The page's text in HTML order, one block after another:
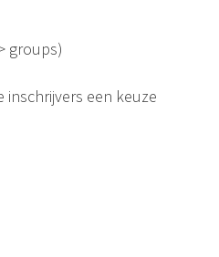
groups)
een keuze